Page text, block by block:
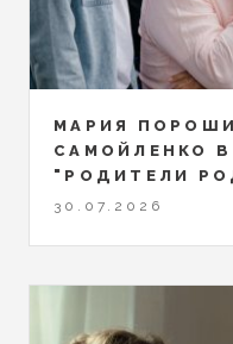
МАРИЯ
САМОЙЛЕНКО
"РОДИТЕЛИ
30.07.2026